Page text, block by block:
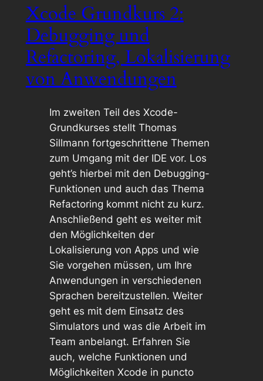
Xcode Grundkurs 2:
Debugging und
Refactoring, Lokalisierung
von Anwendungen
Im zweiten Teil des Xcode-
Grundkurses stellt Thomas
Sillmann fortgeschrittene Themen
zum Umgang mit der IDE vor. Los
geht’s hierbei mit den Debugging-
Funktionen und auch das Thema
Refactoring kommt nicht zu kurz.
Anschließend geht es weiter mit
den Möglichkeiten der
Lokalisierung von Apps und wie
Sie vorgehen müssen, um Ihre
Anwendungen in verschiedenen
Sprachen bereitzustellen. Weiter
geht es mit dem Einsatz des
Simulators und was die Arbeit im
Team anbelangt. Erfahren Sie
auch, welche Funktionen und
Möglichkeiten Xcode in puncto